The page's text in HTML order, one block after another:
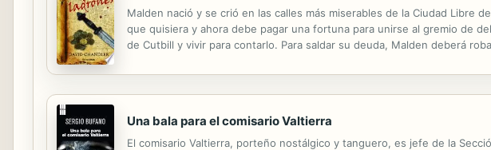
Malden nació y se crió en las calles más miserables de la Ciudad Libre
que quisiera y ahora debe pagar una fortuna para unirse al gremio de
de Cutbill y vivir para contarlo. Para saldar su deuda, Malden deberá
Una bala para el comisario Valtierra
El comisario Valtierra, porteño nostálgico y tanguero, es jefe de la